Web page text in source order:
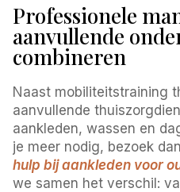
Professionele
aanvullende
combineren
Naast mobiliteitstraining
aanvullende
aankleden, wassen en
je meer nodig, bezoek
hulp bij aankleden voor
we samen het verschil: